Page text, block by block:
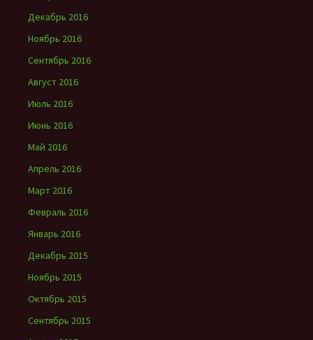
Декабрь 2016
Ноябрь 2016
Сентябрь 2016
Август 2016
Июль 2016
Июнь 2016
Май 2016
Апрель 2016
Март 2016
Февраль 2016
Январь 2016
Декабрь 2015
Ноябрь 2015
Октябрь 2015
Сентябрь 2015